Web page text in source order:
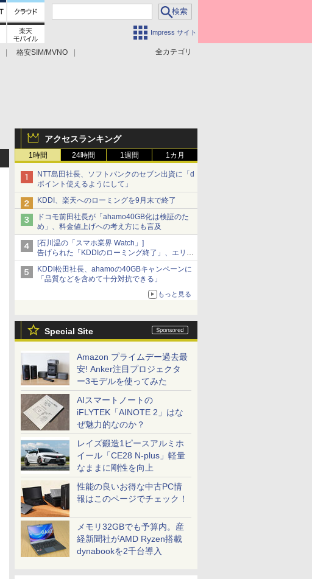
Impress サイト
全カテゴリ
格安SIM/MVNO
アクセスランキング
1時間 24時間 1週間 1カ月
NTT島田社長、ソフトバンクのセブン出資に「d
ポイント使えるようにして」
KDDI、楽天へのローミングを9月末で終了
ドコモ前田社長が「ahamo40GB化は検証のた
め」、料金値上げへの考え方にも言及
[石川温の「スマホ業界 Watch」]
告げられた「KDDIのローミング終了」、エリア
マップの落とし穴と楽天モバイルの課題
KDDI松田社長、ahamoの40GBキャンペーンに
「品質などを含めて十分対抗できる」
もっと見る
Special Site
Amazon プライムデー過去最
安! Anker注目プロジェクタ
ー3モデルを使ってみた
AIスマートノートの
iFLYTEK「AINOTE 2」はな
ぜ魅力的なのか？
レイズ鍛造1ピースアルミホ
イール「CE28 N-plus」軽量
なままに剛性を向上
性能の良いお得な中古PC情
報はこのページでチェック！
メモリ32GBでも予算内。産
経新聞社がAMD Ryzen搭載
dynabookを2千台導入